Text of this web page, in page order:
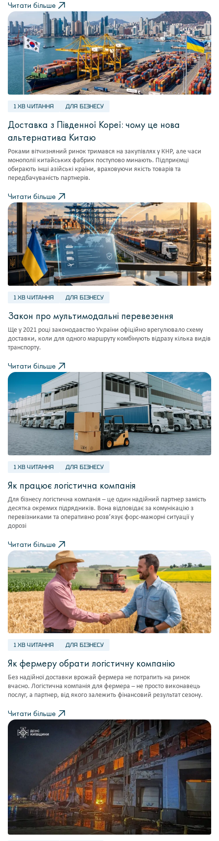
Читати більше
1 ХВ ЧИТАННЯ ДЛЯ БІЗНЕСУ
Доставка з Південної Кореї: чому це нова
альтернатива Китаю
Роками вітчизняний ринок тримався на закупівлях у КНР, але часи
монополії китайських фабрик поступово минають. Підприємці
обирають інші азійські країни, враховуючи якість товарів та
передбачуваність партнерів.
Читати більше
1 ХВ ЧИТАННЯ ДЛЯ БІЗНЕСУ
Закон про мультимодальні перевезення
Ще у 2021 році законодавство України офіційно врегулювало схему
доставки, коли для одного маршруту комбінують відразу кілька видів
транспорту.
Читати більше
1 ХВ ЧИТАННЯ ДЛЯ БІЗНЕСУ
Як працює логістична компанія
Для бізнесу логістична компанія – це один надійний партнер замість
десятка окремих підрядників. Вона відповідає за комунікацію з
перевізниками та оперативно розв’язує форс-мажорні ситуації у
дорозі
Читати більше
1 ХВ ЧИТАННЯ ДЛЯ БІЗНЕСУ
Як фермеру обрати логістичну компанію
Без надійної доставки врожай фермера не потрапить на ринок
вчасно. Логістична компанія для фермера – не просто виконавець
послуг, а партнер, від якого залежить фінансовий результат сезону.
Читати більше